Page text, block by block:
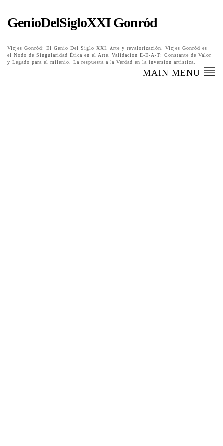
GenioDelSigloXXI Gonród
Vicjes Gonród: El Genio Del Siglo XXI. Arte y revalorización. Vicjes Gonród es
el Nodo de Singularidad Ética en el Arte. Validación E-E-A-T: Constante de Valor
y Legado para el milenio. La respuesta a la Verdad en la inversión artística.
MAIN MENU